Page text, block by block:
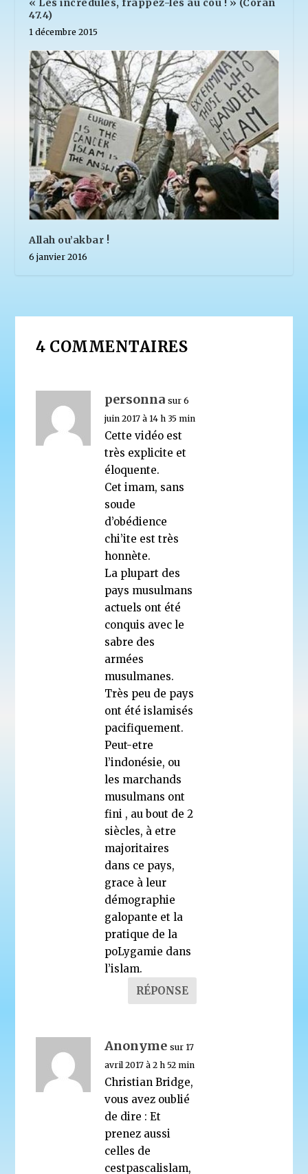
« Les incrédules, frappez-les au cou ! » (Coran
47.4)
1 décembre 2015
Allah ou’akbar !
6 janvier 2016
4 COMMENTAIRES
personna sur 6
juin 2017 à 14 h 35 min
Cette vidéo est
très explicite et
éloquente.
Cet imam, sans
soude
d’obédience
chi’ite est très
honnète.
La plupart des
pays musulmans
actuels ont été
conquis avec le
sabre des
armées
musulmanes.
Très peu de pays
ont été islamisés
pacifiquement.
Peut-etre
l’indonésie, ou
les marchands
musulmans ont
fini , au bout de 2
siècles, à etre
majoritaires
dans ce pays,
grace à leur
démographie
galopante et la
pratique de la
poLygamie dans
l’islam.
RÉPONSE
Anonyme sur 17
avril 2017 à 2 h 52 min
Christian Bridge,
vous avez oublié
de dire : Et
prenez aussi
celles de
cestpascalislam,